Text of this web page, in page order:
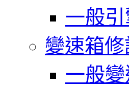
一般
變速箱
一般